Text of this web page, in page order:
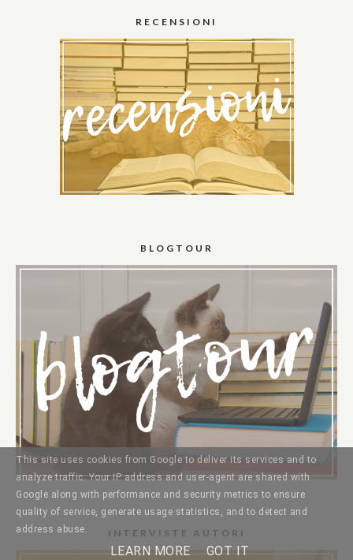
RECENSIONI
BLOGTOUR
INTERVISTE AUTORI
This site uses cookies from Google to deliver its services and to
analyze traffic. Your IP address and user-agent are shared with
Google along with performance and security metrics to ensure
quality of service, generate usage statistics, and to detect and
address abuse.
LEARN MORE GOT IT